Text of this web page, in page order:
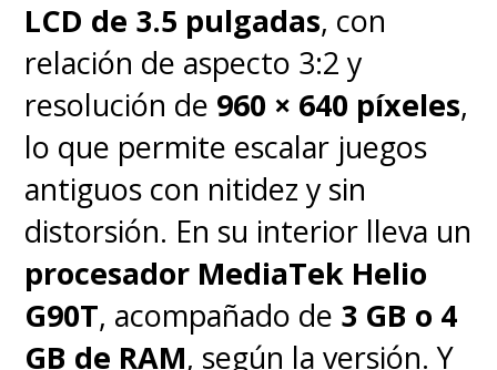
LCD de 3.5 pulgadas, con
relación de aspecto 3:2 y
resolución de 960 × 640 píxeles,
lo que permite escalar juegos
antiguos con nitidez y sin
distorsión. En su interior lleva un
procesador MediaTek Helio
G90T, acompañado de 3 GB o 4
GB de RAM, según la versión. Y